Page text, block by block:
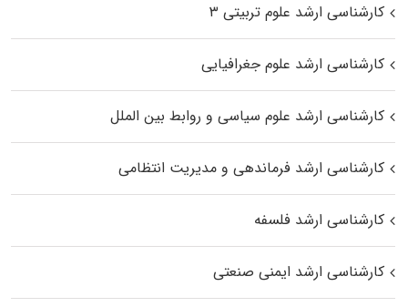
کارشناسی ارشد علوم تربیتی ۳
کارشناسی ارشد علوم جغرافیایی
کارشناسی ارشد علوم سیاسی و روابط بین الملل
کارشناسی ارشد فرماندهی و مدیریت انتظامی
کارشناسی ارشد فلسفه
کارشناسی ارشد ایمنی صنعتی